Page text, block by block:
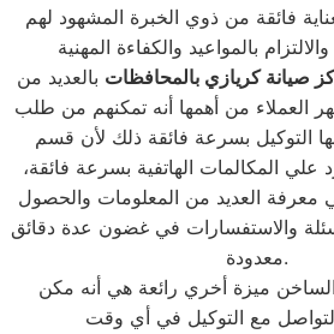
فائقة من ذوي الخبرة المشهود لهم
بالمواعيد والكفاءة المهنية
صيانة كريازي بالمحافظات بالعديد من
العملاء من أهمها أنه تمكنهم من طلب
التوكيل بسرعة فائقة ذلك لأن قسم
علي المكالمات الهاتفية بسرعة فائقة،
معرفة العديد من المعلومات والحصول
والاستفسارات في غضون عدة دقائق
معدودة.
ميزة أخري رائعة هي أنه مكن
مع التوكيل في أي وقت